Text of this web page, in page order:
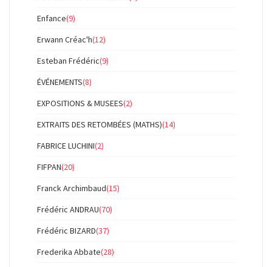
Enfance(9)
Erwann Créac'h(12)
Esteban Frédéric(9)
ÉVÉNEMENTS(8)
EXPOSITIONS & MUSEES(2)
EXTRAITS DES RETOMBÉES (MATHS)(14)
FABRICE LUCHINI(2)
FIFPAN(20)
Franck Archimbaud(15)
Frédéric ANDRAU(70)
Frédéric BIZARD(37)
Frederika Abbate(28)